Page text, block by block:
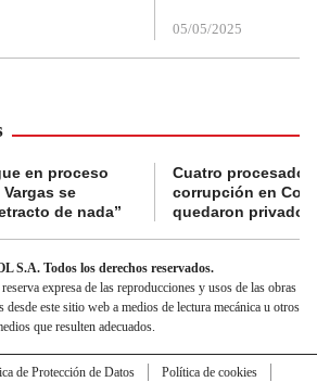
05/05/2025
en proceso
se
de nada”
Cuatro
corrupción en
quedaron
S.A. Todos los derechos reservados.
expresa de las reproducciones y usos de las obras
desde este sitio web a medios de lectura mecánica u otros
que resulten adecuados.
de Protección de Datos
Política de cookies